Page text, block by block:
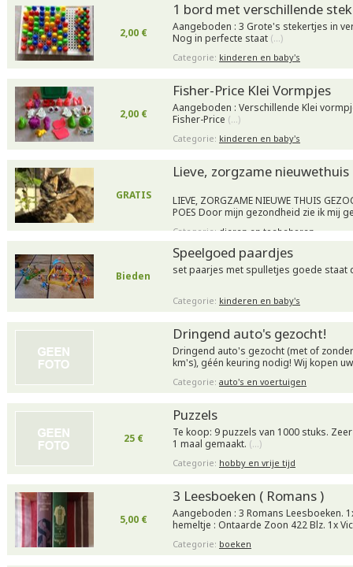
2,00 €
1 bord met verschillende
Aangeboden : 3 Grote's stekertjes in
Nog in perfecte staat (…)
Categorie: kinderen en baby's
2,00 €
Fisher-Price Klei Vormpjes
Aangeboden : Verschillende Klei
Fisher-Price (…)
Categorie: kinderen en baby's
GRATIS
Lieve, zorgzame
LIEVE, ZORGZAME NIEUWE THUIS
POES Door mijn gezondheid zie ik mij
Categorie: dieren en toebehoren
Bieden
Speelgoed paardjes
set paarjes met spulletjes goede staat
Categorie: kinderen en baby's
Dringend auto's gezocht!
Dringend auto's gezocht (met of
km's), géén keuring nodig! Wij kopen
Categorie: auto's en voertuigen
25 €
Puzzels
Te koop: 9 puzzels van 1000 stuks.
1 maal gemaakt. (…)
Categorie: hobby en vrije tijd
5,00 €
3 Leesboeken ( Romans )
Aangeboden : 3 Romans Leesboeken.
hemeltje : Ontaarde Zoon 422 Blz. 1x
Categorie: boeken